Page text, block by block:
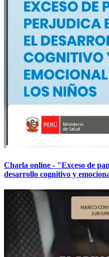
Charla online - "Exceso de
desarrollo cognitivo y